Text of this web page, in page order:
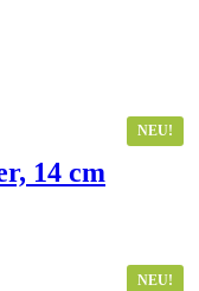
NEU!
14 cm
NEU!